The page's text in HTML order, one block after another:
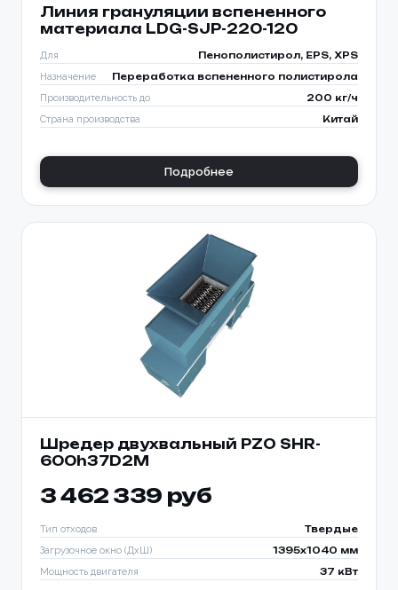
Линия грануляции вспененного
материала LDG-SJP-220-120
Для Пенополистирол, EPS, XPS
Назначение Переработка вспененного полистирола
Производительность до 200 кг/ч
Страна производства Китай
Подробнее
Шредер двухвальный PZO SHR-
600h37D2M
3 462 339 руб
Тип отходов Твердые
Загрузочное окно (ДхШ) 1395x1040 мм
Мощность двигателя 37 кВт